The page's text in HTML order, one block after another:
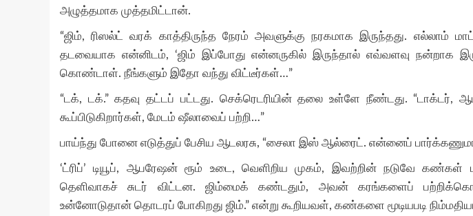
அழுத்தமாக முத்தமிட்டான்.
“ஜிம், ரிஸல்ட் வரக் காத்திருந்த நேரம் அவளுக்கு நரகமாக இருந்தது. எல்லாம்
தடவையாக என்னிடம், ‘ஜிம் இப்போது என்னருகில் இருந்தால் எவ்வளவு நன்றாக
கொண்டாள். நீங்களும் இதோ வந்து விட்டீர்கள்…”
“டக், டக்.” கதவு தட்டப் பட்டது. செக்ரெடரியின் தலை உள்ளே நீண்டது. “டாக்டர்,
கூப்பிடுகிறார்கள், மேடம் ஷீலாவைப் பற்றி…”
பாய்ந்து போனை எடுத்துப் பேசிய ஆடலரசு, “சைலா இஸ் ஆல்ரைட். என்னைப்
‘ட்ரிப்’ டியூப், ஆபரேஷன் ரூம் உடை, வெளிறிய முகம், இவற்றின் நடுவே கண்கள்
தெளிவாகச் சுடர் விட்டன. ஜிம்மைக் கண்டதும், அவன் கரங்களைப்
உன்னோடுதான் தொடரப் போகிறது ஜிம்.” என்று கூறியவள், கண்களை மூடியபடி